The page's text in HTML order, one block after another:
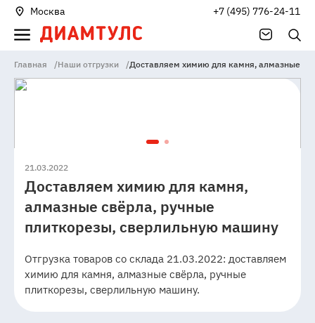
Москва +7 (495) 776-24-11
Главная /Наши отгрузки /Доставляем химию для камня, алмазные
21.03.2022
Доставляем химию для камня,
алмазные свёрла, ручные
плиткорезы, сверлильную машину
Отгрузка товаров со склада 21.03.2022: доставляем
химию для камня, алмазные свёрла, ручные
плиткорезы, сверлильную машину.